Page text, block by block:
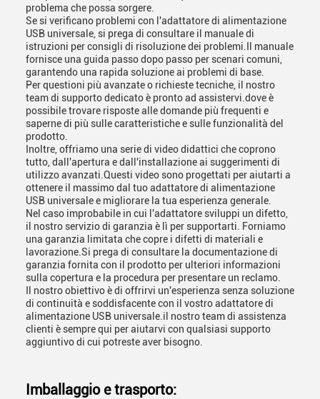
problema che possa sorgere.
Se si verificano problemi con l'adattatore di alimentazione
USB universale, si prega di consultare il manuale di
istruzioni per consigli di risoluzione dei problemi.Il manuale
fornisce una guida passo dopo passo per scenari comuni,
garantendo una rapida soluzione ai problemi di base.
Per questioni più avanzate o richieste tecniche, il nostro
team di supporto dedicato è pronto ad assistervi.dove è
possibile trovare risposte alle domande più frequenti e
saperne di più sulle caratteristiche e sulle funzionalità del
prodotto.
Inoltre, offriamo una serie di video didattici che coprono
tutto, dall'apertura e dall'installazione ai suggerimenti di
utilizzo avanzati.Questi video sono progettati per aiutarti a
ottenere il massimo dal tuo adattatore di alimentazione
USB universale e migliorare la tua esperienza generale.
Nel caso improbabile in cui l'adattatore sviluppi un difetto,
il nostro servizio di garanzia è lì per supportarti. Forniamo
una garanzia limitata che copre i difetti di materiali e
lavorazione.Si prega di consultare la documentazione di
garanzia fornita con il prodotto per ulteriori informazioni
sulla copertura e la procedura per presentare un reclamo.
Il nostro obiettivo è di offrirvi un'esperienza senza soluzione
di continuità e soddisfacente con il vostro adattatore di
alimentazione USB universale.il nostro team di assistenza
clienti è sempre qui per aiutarvi con qualsiasi supporto
aggiuntivo di cui potreste aver bisogno.
Imballaggio e trasporto: